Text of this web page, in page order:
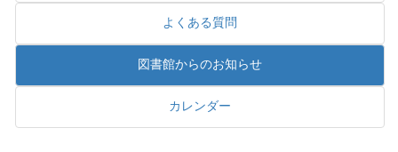
よくある質問
図書館からのお知らせ
カレンダー